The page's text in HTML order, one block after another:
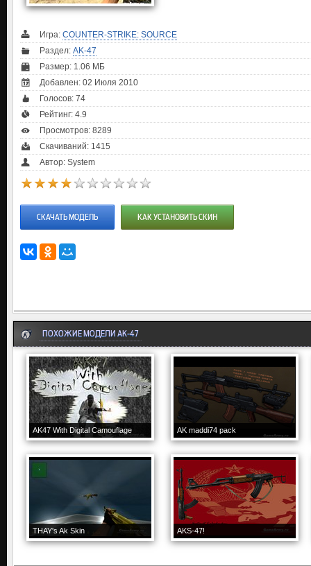
Игра: COUNTER-STRIKE: SOURCE
Раздел: AK-47
Размер: 1.06 МБ
Добавлен: 02 Июля 2010
Голосов: 74
Рейтинг: 4.9
Просмотров: 8289
Скачиваний: 1415
Автор: System
СКАЧАТЬ МОДЕЛЬ КАК УСТАНОВИТЬ СКИН
ПОХОЖИЕ МОДЕЛИ AK-47
AK47 With Digital Camouflage AK maddi74 pack
THAY's Ak Skin AKS-47!